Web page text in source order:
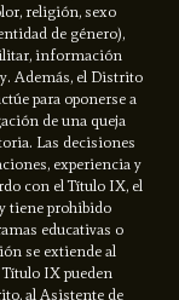
religión, sexo
de género),
información
Además, el Distrito
para oponerse a
de una queja
Las decisiones
experiencia y
con el Título IX, el
tiene prohibido
educativas o
se extiende al
Título IX pueden
al Asistente de